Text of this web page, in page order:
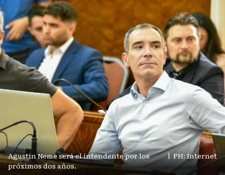
Agustín Neme será el intendente por los
próximos dos años.
| PH: Internet